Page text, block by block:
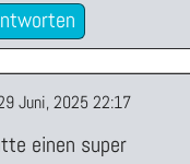
Juni, 2025 22:17
einen super